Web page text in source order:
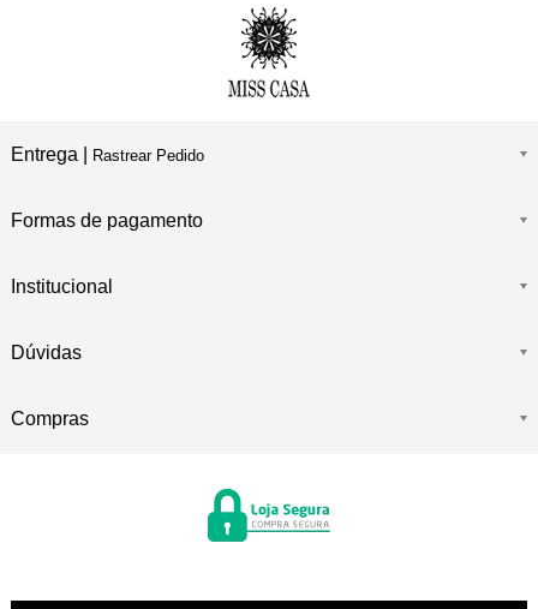
Entrega | Rastrear Pedido
Formas de pagamento
Institucional
Dúvidas
Compras